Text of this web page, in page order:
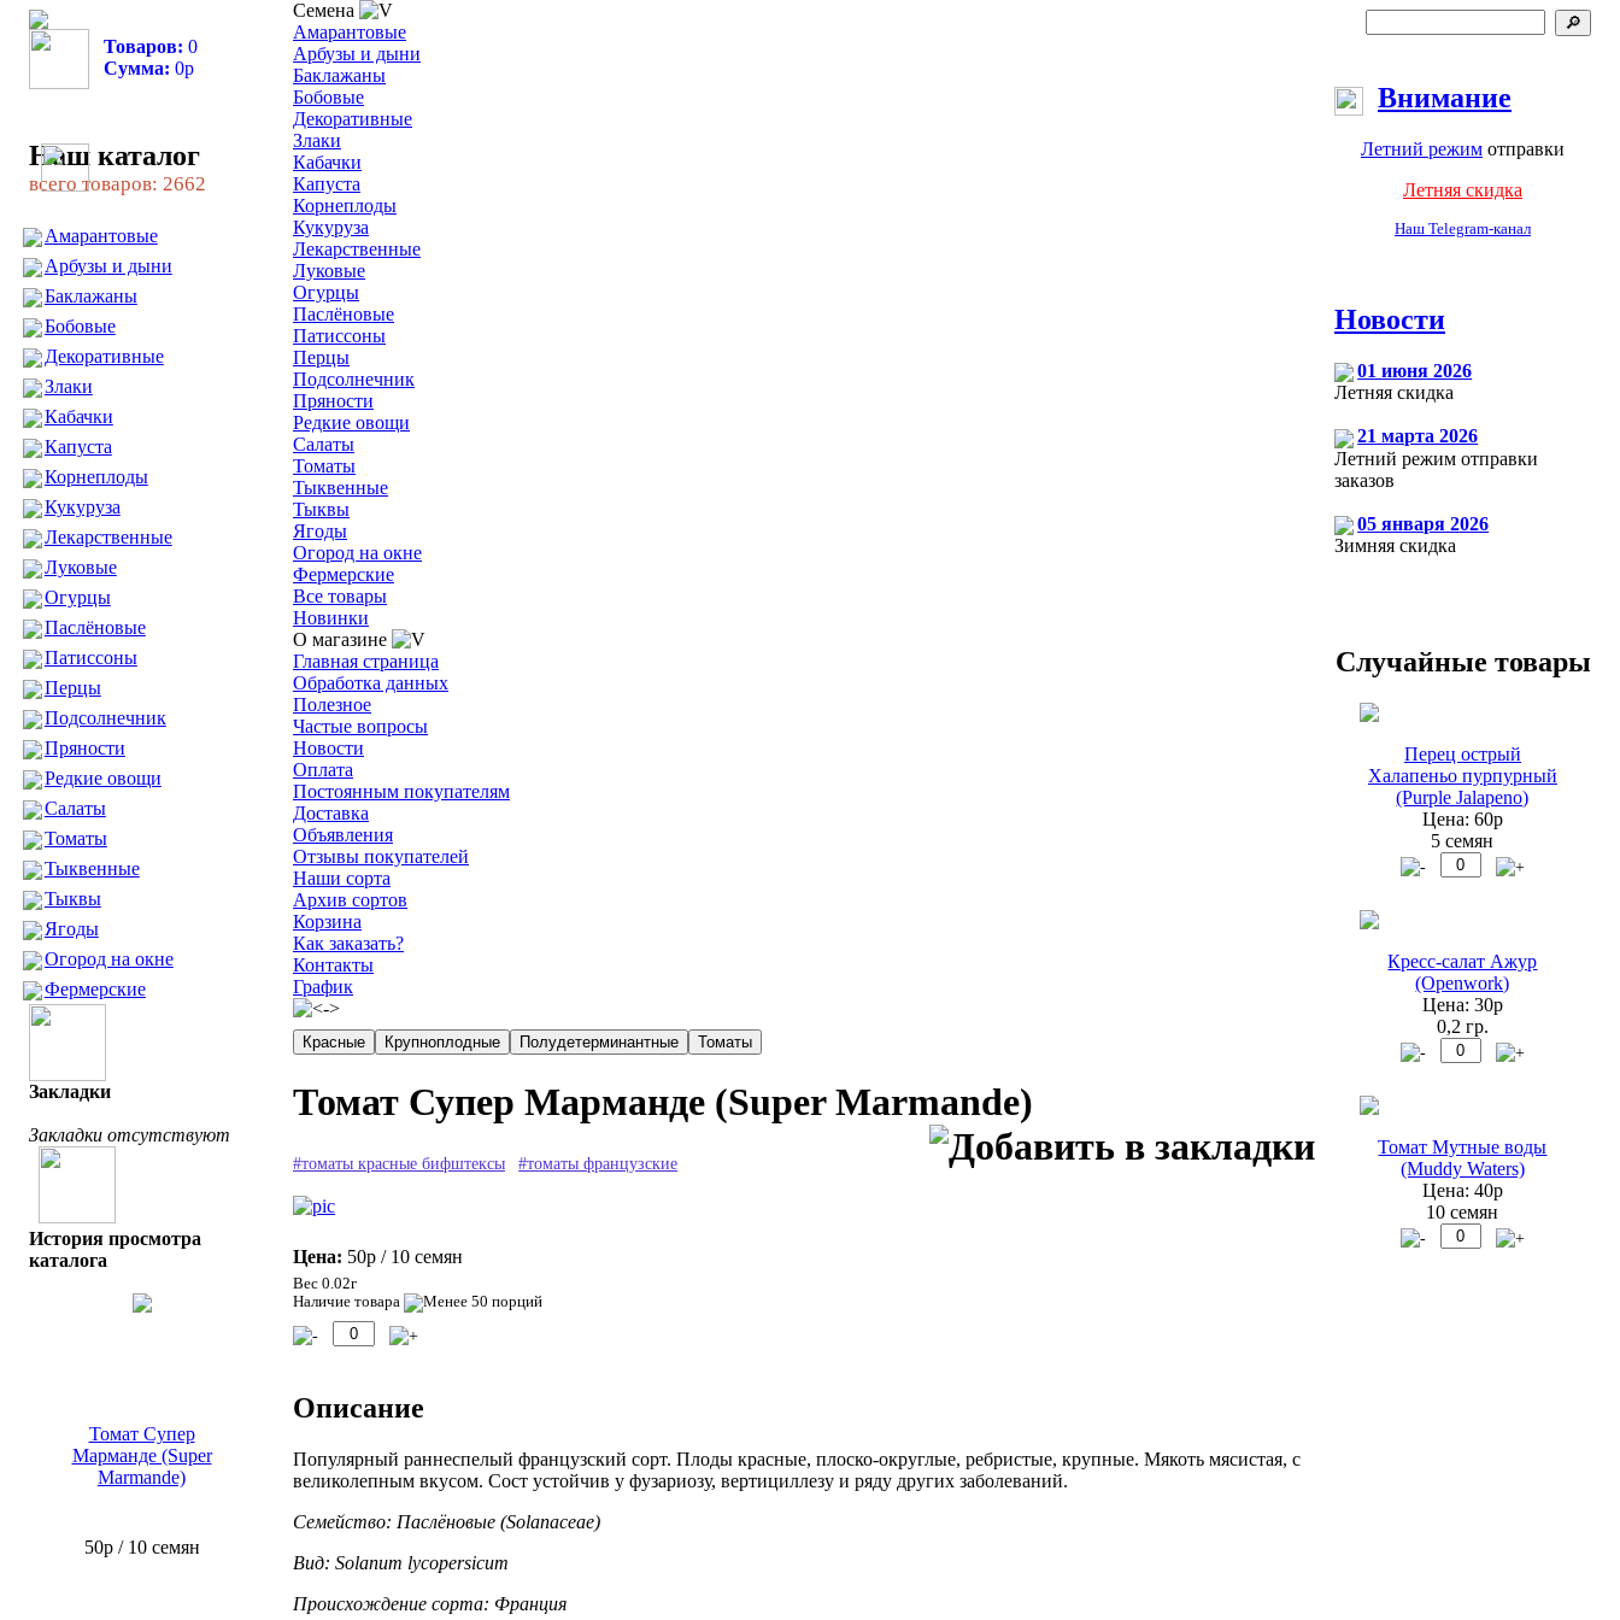
Товаров: 0
Сумма: 0р
Наш каталог
всего товаров: 2662
Амарантовые
Арбузы и дыни
Баклажаны
Бобовые
Декоративные
Злаки
Кабачки
Капуста
Корнеплоды
Кукуруза
Лекарственные
Луковые
Огурцы
Паслёновые
Патиссоны
Перцы
Подсолнечник
Пряности
Редкие овощи
Салаты
Томаты
Тыквенные
Тыквы
Ягоды
Огород на окне
Фермерские
Закладки
Закладки отсутствуют
История просмотра
каталога
Томат Супер
Марманде (Super
Marmande)
50р / 10 семян
Семена
Амарантовые
Арбузы и дыни
Баклажаны
Бобовые
Декоративные
Злаки
Кабачки
Капуста
Корнеплоды
Кукуруза
Лекарственные
Луковые
Огурцы
Паслёновые
Патиссоны
Перцы
Подсолнечник
Пряности
Редкие овощи
Салаты
Томаты
Тыквенные
Тыквы
Ягоды
Огород на окне
Фермерские
Все товары
Новинки
О магазине
Главная страница
Обработка данных
Полезное
Частые вопросы
Новости
Оплата
Постоянным покупателям
Доставка
Объявления
Отзывы покупателей
Наши сорта
Архив сортов
Корзина
Как заказать?
Контакты
График
Томат Супер Марманде (Super Marmande)
#томаты красные бифштексы #томаты французские
Цена: 50р / 10 семян
Вес 0.02г
Наличие товара
Описание
Популярный раннеспелый французский сорт. Плоды красные, плоско-округлые, ребристые, крупные. Мякоть мясистая, с
великолепным вкусом. Сост устойчив у фузариозу, вертициллезу и ряду других заболеваний.
Семейство: Паслёновые (Solanaceae)
Вид: Solanum lycopersicum
Происхождение сорта: Франция
Внимание
Летний режим отправки
Летняя скидка
Наш Telegram-канал
Новости
01 июня 2026
Летняя скидка
21 марта 2026
Летний режим отправки
заказов
05 января 2026
Зимняя скидка
Случайные товары
Перец острый
Халапеньо пурпурный
(Purple Jalapeno)
Цена: 60р
5 семян
Кресс-салат Ажур
(Openwork)
Цена: 30р
0,2 гр.
Томат Мутные воды
(Muddy Waters)
Цена: 40р
10 семян